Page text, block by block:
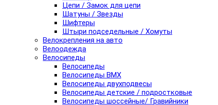
Цепи / Замок для цепи
Шатуны / Звезды
Шифтеры
Штыри подседельные / Хомуты
Велокрепления на авто
Велоодежда
Велосипеды
Велосипеды
Велосипеды BMX
Велосипеды двухподвесы
Велосипеды детские / подростковые
Велосипеды шоссейные/ Гравийники